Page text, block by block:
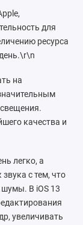
для
ресурса
на
качества и
легко, а
с тем, что
шумы. В iOS 13
увеличивать